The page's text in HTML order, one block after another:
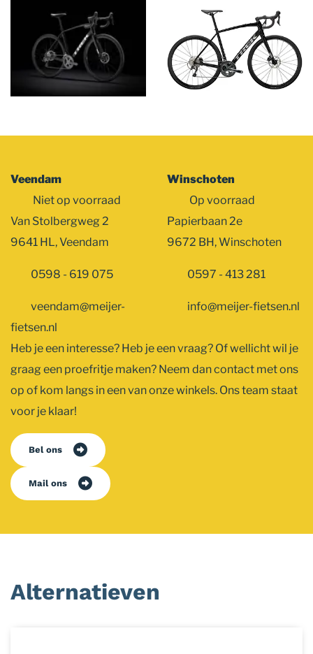
Veendam
Niet op voorraad
Van Stolbergweg 2
9641 HL, Veendam
0598 - 619 075
veendam@meijer-
fietsen.nl
Winschoten
Op voorraad
Papierbaan 2e
9672 BH, Winschoten
0597 - 413 281
info@meijer-fietsen.nl
Heb je een interesse? Heb je een vraag? Of wellicht wil je
graag een proefritje maken? Neem dan contact met ons
op of kom langs in een van onze winkels. Ons team staat
voor je klaar!
Bel ons
Mail ons
Alternatieven